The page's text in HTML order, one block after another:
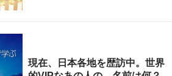
現在、日本各地を歴訪中。世界